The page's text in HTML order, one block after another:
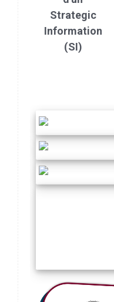
Strategic
Information
(SI)